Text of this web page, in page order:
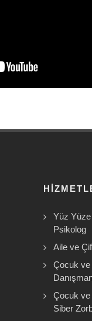
Yüz
Psikolog
Aile ve
Çocuk ve
Çocuk ve
Siber